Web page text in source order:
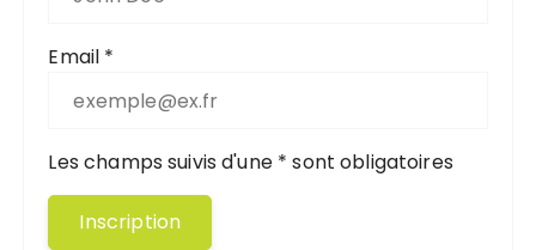
Email *
Les champs suivis d'une * sont obligatoires